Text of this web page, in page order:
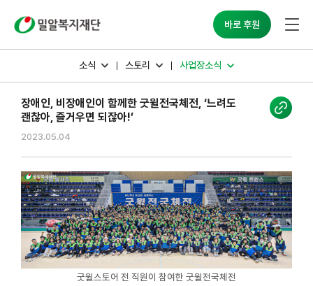
바로 후원
소식 스토리 사업장소식
장애인, 비장애인이 함께한 굿윌전국체전, ‘느려도
괜찮아, 즐거우면 되잖아!’
2023.05.04
굿윌스토어 전 직원이 참여한 굿윌전국체전